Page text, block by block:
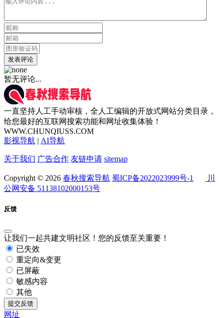
发表评论
暂无评论...
一直坚持人工手动审核，全人工编辑的开放式网站分类目录，
给您最好的互联网搜索功能和网址收集体验！
WWW.CHUNQIUSS.COM
影视导航 | AI导航
关于我们 广告合作 友链申请 sitemap
Copyright © 2026 春秋搜索导航 蜀ICP备2022023999号-1
川
公网安备 51138102000153号
反馈
让我们一起共建文明社区！您的反馈至关重要！
已失效
重定向&变更
已屏蔽
敏感内容
其他
提交反馈
网址